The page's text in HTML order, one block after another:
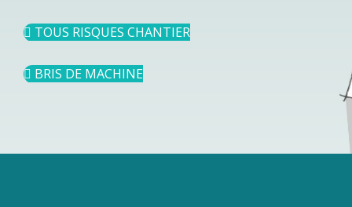
TOUS RISQUES CHANTIER
BRIS DE MACHINE